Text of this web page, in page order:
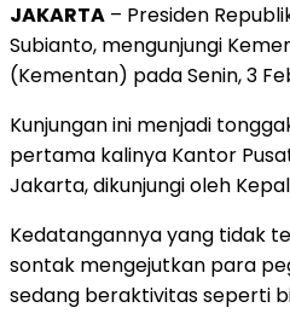
JAKARTA – Presiden
Subianto, mengunjungi
(Kementan) pada Senin, 3
Kunjungan ini menjadi
pertama kalinya Kantor
Jakarta, dikunjungi oleh
Kedatangannya yang tidak
sontak mengejutkan para
sedang beraktivitas seperti